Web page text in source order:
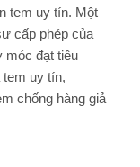
tem uy tín. Một
cấp phép của
móc đạt tiêu
uy tín,
chống hàng giả